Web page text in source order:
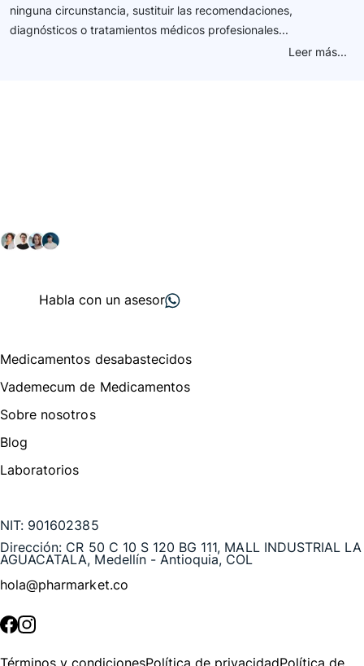
ninguna circunstancia, sustituir las recomendaciones,
diagnósticos o tratamientos médicos profesionales...
Leer más...
Habla con un asesor
Medicamentos desabastecidos
Vademecum de Medicamentos
Sobre nosotros
Blog
Laboratorios
NIT: 901602385
Dirección: CR 50 C 10 S 120 BG 111, MALL INDUSTRIAL LA
AGUACATALA, Medellín - Antioquia, COL
hola@pharmarket.co
Términos y condicionesPolítica de privacidadPolítica de